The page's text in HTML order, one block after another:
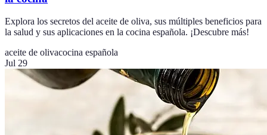
Explora los secretos del aceite de oliva, sus múltiples beneficios para
la salud y sus aplicaciones en la cocina española. ¡Descubre más!
aceite de olivacocina española
Jul 29